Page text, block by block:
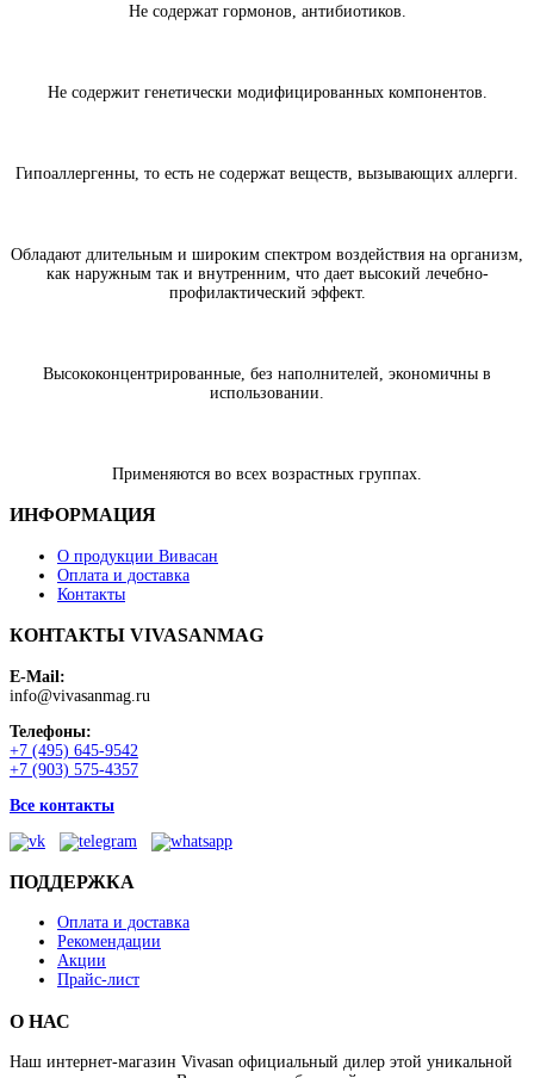
Не содержат гормонов, антибиотиков.
Не содержит генетически модифицированных компонентов.
Гипоаллергенны, то есть не содержат веществ, вызывающих аллерги.
Обладают длительным и широким спектром воздействия на организм,
как наружным так и внутренним, что дает высокий лечебно-
профилактический эффект.
Высококонцентрированные, без наполнителей, экономичны в
использовании.
Применяются во всех возрастных группах.
ИНФОРМАЦИЯ
О продукции Вивасан
Оплата и доставка
Контакты
КОНТАКТЫ VIVASANMAG
E-Mail:
info@vivasanmag.ru
Телефоны:
+7 (495) 645-9542
+7 (903) 575-4357
Все контакты
ПОДДЕРЖКА
Оплата и доставка
Рекомендации
Акции
Прайс-лист
О НАС
Наш интернет-магазин Vivasan официальный дилер этой уникальной